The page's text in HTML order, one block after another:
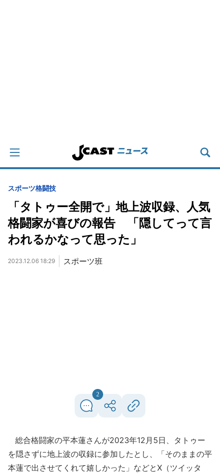
スポーツ格闘技
「タトゥー全開で」地上波収録、人気
格闘家が喜びの報告 「隠してって言
われるかなって思った」
2023.12.06 18:29 スポーツ班
2
総合格闘家の平本蓮さんが2023年12月5日、タトゥー
を隠さずに地上波の収録に参加したとし、「そのままの平
本蓮で出させてくれて嬉しかった」などとX（ツイッタ